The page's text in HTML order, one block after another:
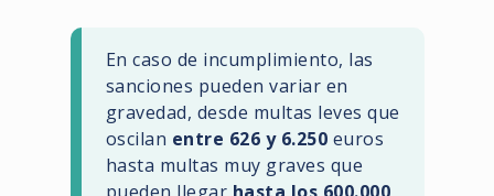
En caso de incumplimiento, las
sanciones pueden variar en
gravedad, desde multas leves que
oscilan entre 626 y 6.250 euros
hasta multas muy graves que